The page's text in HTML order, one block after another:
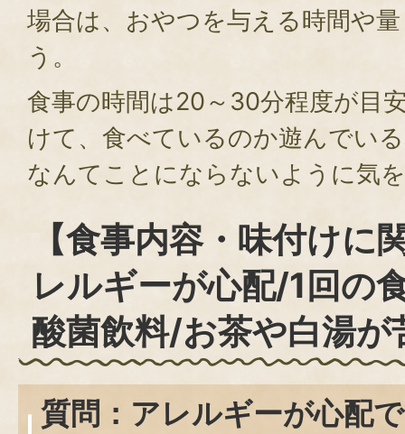
場合は、おやつを与える時間や
う。
食事の時間は20～30分程度が目
けて、食べているのか遊んでい
なんてことにならないように気
【食事内容・味付けに
レルギーが心配/1回の
酸菌飲料/お茶や白湯が
質問：アレルギーが心配